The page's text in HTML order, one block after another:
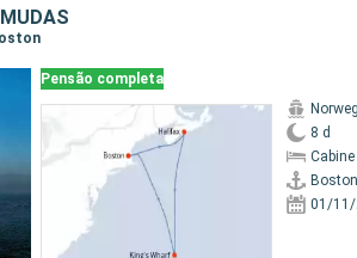
Pensão completa
8 d
Boston
01/11/